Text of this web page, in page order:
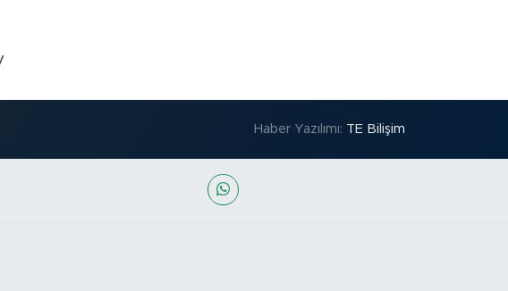
Haber Yazılımı: TE Bilişim